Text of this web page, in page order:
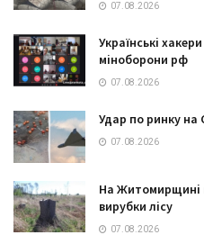
07.08.2026
Українські
міноборони рф
07.08.2026
Удар по ринку на
07.08.2026
На Житомирщині
вирубки лісу
07.08.2026